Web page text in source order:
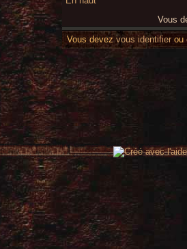
Vous
Vous devez vous identifier ou